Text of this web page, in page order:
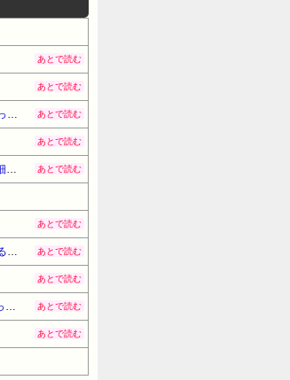
あとで読む
あとで読む
「クマが悪者扱いされているのが悲しい」『北の国から』倉本聰が語った現代社会への違和感 「バブル期以降、ドラマはつまらなくなった」 あとで読む
あとで読む
中村敬斗 かっこいいアスリート調査 1位 W杯でインスタフォロワー127万増 人気爆発 …2位 高橋藍 3位 大谷翔平 | やきうは田舎臭い不細工が多いの何で? あとで読む
あとで読む
食品消費税1％へ歴史的減税 高市首相“ごり押し”策に「独裁だ」自民党内で不満くすぶる | 悪税に頼らなくてもやっていける政策を考えるのが政治家の仕事だろ あとで読む
あとで読む
リュウジ氏「ダルい料理トップ10に入る」夏の定番料理は冷やし中華 「あり得ないほどダルい」 | 俺も前から名古屋の飯はまずいと思ってたけどそれに触れたのはリュウジぐらいかな あとで読む
あとで読む